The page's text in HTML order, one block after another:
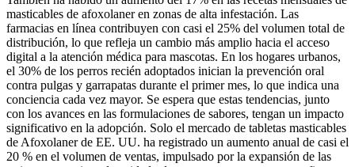
masticables de afoxolaner en zonas de alta infestación. Las
farmacias en línea contribuyen con casi el 25% del volumen total de
distribución, lo que refleja un cambio más amplio hacia el acceso
digital a la atención médica para mascotas. En los hogares urbanos,
el 30% de los perros recién adoptados inician la prevención oral
contra pulgas y garrapatas durante el primer mes, lo que indica una
conciencia cada vez mayor. Se espera que estas tendencias, junto
con los avances en las formulaciones de sabores, tengan un impacto
significativo en la adopción. Solo el mercado de tabletas masticables
de Afoxolaner de EE. UU. ha registrado un aumento anual de casi el
20 % en el volumen de ventas, impulsado por la expansión de las